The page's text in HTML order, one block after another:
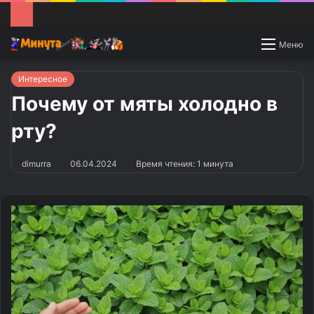
Меню
Switch
Интересное
Почему от мяты холодно в
рту?
dimurra 06.04.2024 Время чтения: 1 минута